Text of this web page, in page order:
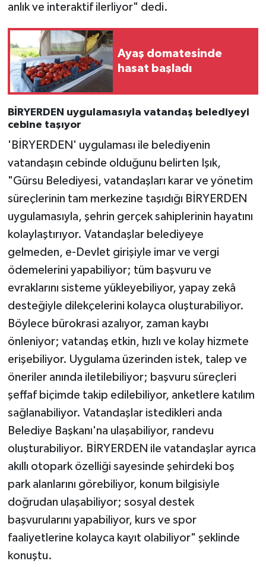
anlık ve interaktif ilerliyor" dedi.
Ayaş domatesinde
hasat başladı
BİRYERDEN uygulamasıyla vatandaş belediyeyi
cebine taşıyor
'BİRYERDEN' uygulaması ile belediyenin
vatandaşın cebinde olduğunu belirten Işık,
"Gürsu Belediyesi, vatandaşları karar ve yönetim
süreçlerinin tam merkezine taşıdığı BİRYERDEN
uygulamasıyla, şehrin gerçek sahiplerinin hayatını
kolaylaştırıyor. Vatandaşlar belediyeye
gelmeden, e-Devlet girişiyle imar ve vergi
ödemelerini yapabiliyor; tüm başvuru ve
evraklarını sisteme yükleyebiliyor, yapay zekâ
desteğiyle dilekçelerini kolayca oluşturabiliyor.
Böylece bürokrasi azalıyor, zaman kaybı
önleniyor; vatandaş etkin, hızlı ve kolay hizmete
erişebiliyor. Uygulama üzerinden istek, talep ve
öneriler anında iletilebiliyor; başvuru süreçleri
şeffaf biçimde takip edilebiliyor, anketlere katılım
sağlanabiliyor. Vatandaşlar istedikleri anda
Belediye Başkanı'na ulaşabiliyor, randevu
oluşturabiliyor. BİRYERDEN ile vatandaşlar ayrıca
akıllı otopark özelliği sayesinde şehirdeki boş
park alanlarını görebiliyor, konum bilgisiyle
doğrudan ulaşabiliyor; sosyal destek
başvurularını yapabiliyor, kurs ve spor
faaliyetlerine kolayca kayıt olabiliyor" şeklinde
konuştu.